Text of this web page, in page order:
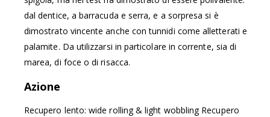
dal dentice, a barracuda e serra, e a sorpresa si è
dimostrato vincente anche con tunnidi come alletterati e
palamite. Da utilizzarsi in particolare in corrente, sia di
marea, di foce o di risacca.
Azione
Recupero lento: wide rolling & light wobbling Recupero